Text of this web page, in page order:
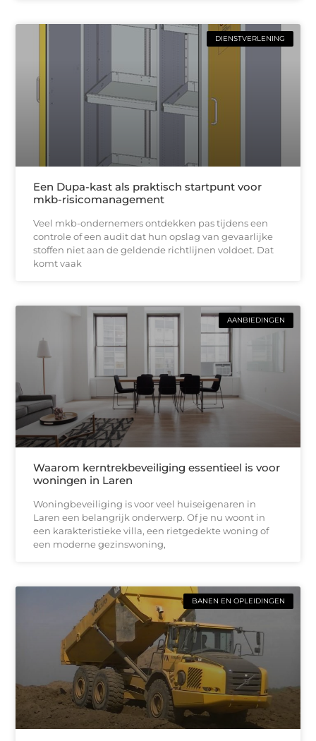
DIENSTVERLENING
Een Dupa-kast als praktisch startpunt voor
mkb-risicomanagement
Veel mkb-ondernemers ontdekken pas tijdens een
controle of een audit dat hun opslag van gevaarlijke
stoffen niet aan de geldende richtlijnen voldoet. Dat
komt vaak
AANBIEDINGEN
Waarom kerntrekbeveiliging essentieel is voor
woningen in Laren
Woningbeveiliging is voor veel huiseigenaren in
Laren een belangrijk onderwerp. Of je nu woont in
een karakteristieke villa, een rietgedekte woning of
een moderne gezinswoning,
BANEN EN OPLEIDINGEN